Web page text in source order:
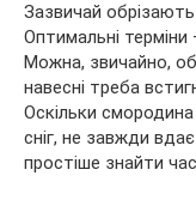
Зазвичай обрізають
Оптимальні
Можна, звичайно,
навесні треба
Оскільки
сніг, не завжди
простіше знайти